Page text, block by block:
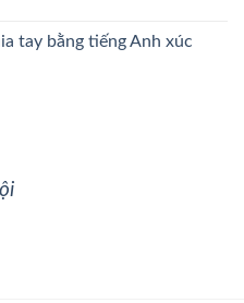
tay bằng tiếng Anh xúc